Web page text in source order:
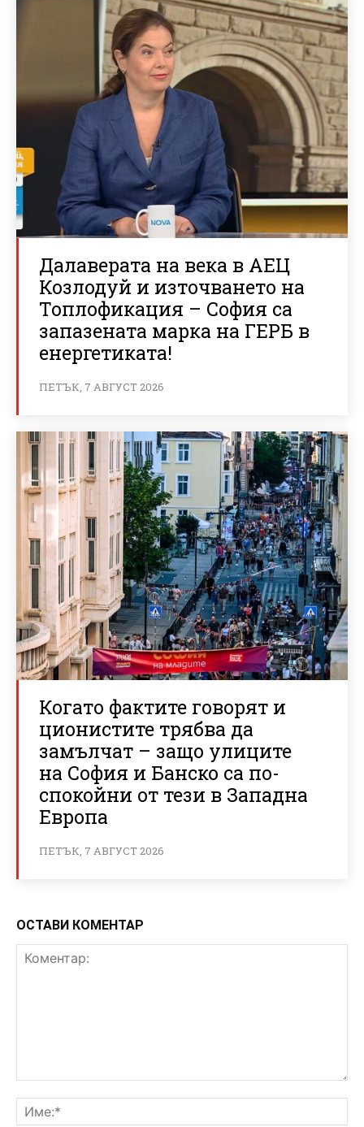
Далаверата на века в АЕЦ
Козлодуй и източването на
Топлофикация – София са
запазената марка на ГЕРБ в
енергетиката!
ПЕТЪК, 7 АВГУСТ 2026
Когато фактите говорят и
ционистите трябва да
замълчат – защо улиците
на София и Банско са по-
спокойни от тези в Западна
Европа
ПЕТЪК, 7 АВГУСТ 2026
ОСТАВИ КОМЕНТАР